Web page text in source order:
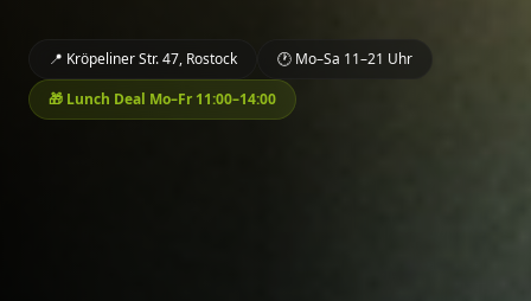
📍 Kröpeliner Str. 47, Rostock
🕐 Mo–Sa 11–21 Uhr
🎁 Lunch Deal Mo–Fr 11:00–14:00